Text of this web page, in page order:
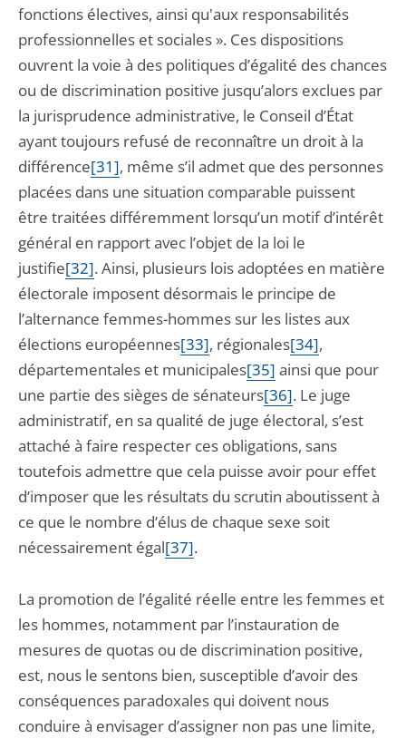
fonctions électives, ainsi qu'aux responsabilités
professionnelles et sociales ». Ces dispositions
ouvrent la voie à des politiques d’égalité des chances
ou de discrimination positive jusqu’alors exclues par
la jurisprudence administrative, le Conseil d’État
ayant toujours refusé de reconnaître un droit à la
différence[31], même s’il admet que des personnes
placées dans une situation comparable puissent
être traitées différemment lorsqu’un motif d’intérêt
général en rapport avec l’objet de la loi le
justifie[32]. Ainsi, plusieurs lois adoptées en matière
électorale imposent désormais le principe de
l’alternance femmes-hommes sur les listes aux
élections européennes[33], régionales[34],
départementales et municipales[35] ainsi que pour
une partie des sièges de sénateurs[36]. Le juge
administratif, en sa qualité de juge électoral, s’est
attaché à faire respecter ces obligations, sans
toutefois admettre que cela puisse avoir pour effet
d’imposer que les résultats du scrutin aboutissent à
ce que le nombre d’élus de chaque sexe soit
nécessairement égal[37].
La promotion de l’égalité réelle entre les femmes et
les hommes, notamment par l’instauration de
mesures de quotas ou de discrimination positive,
est, nous le sentons bien, susceptible d’avoir des
conséquences paradoxales qui doivent nous
conduire à envisager d’assigner non pas une limite,